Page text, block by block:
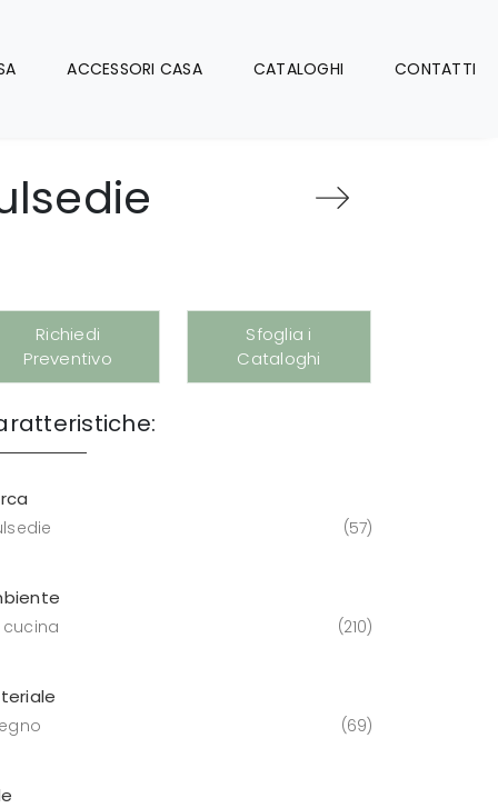
ACCESSORI CASA CATALOGHI CONTATTI
Richiedi
Preventivo
Sfoglia i
Cataloghi
57
210
69